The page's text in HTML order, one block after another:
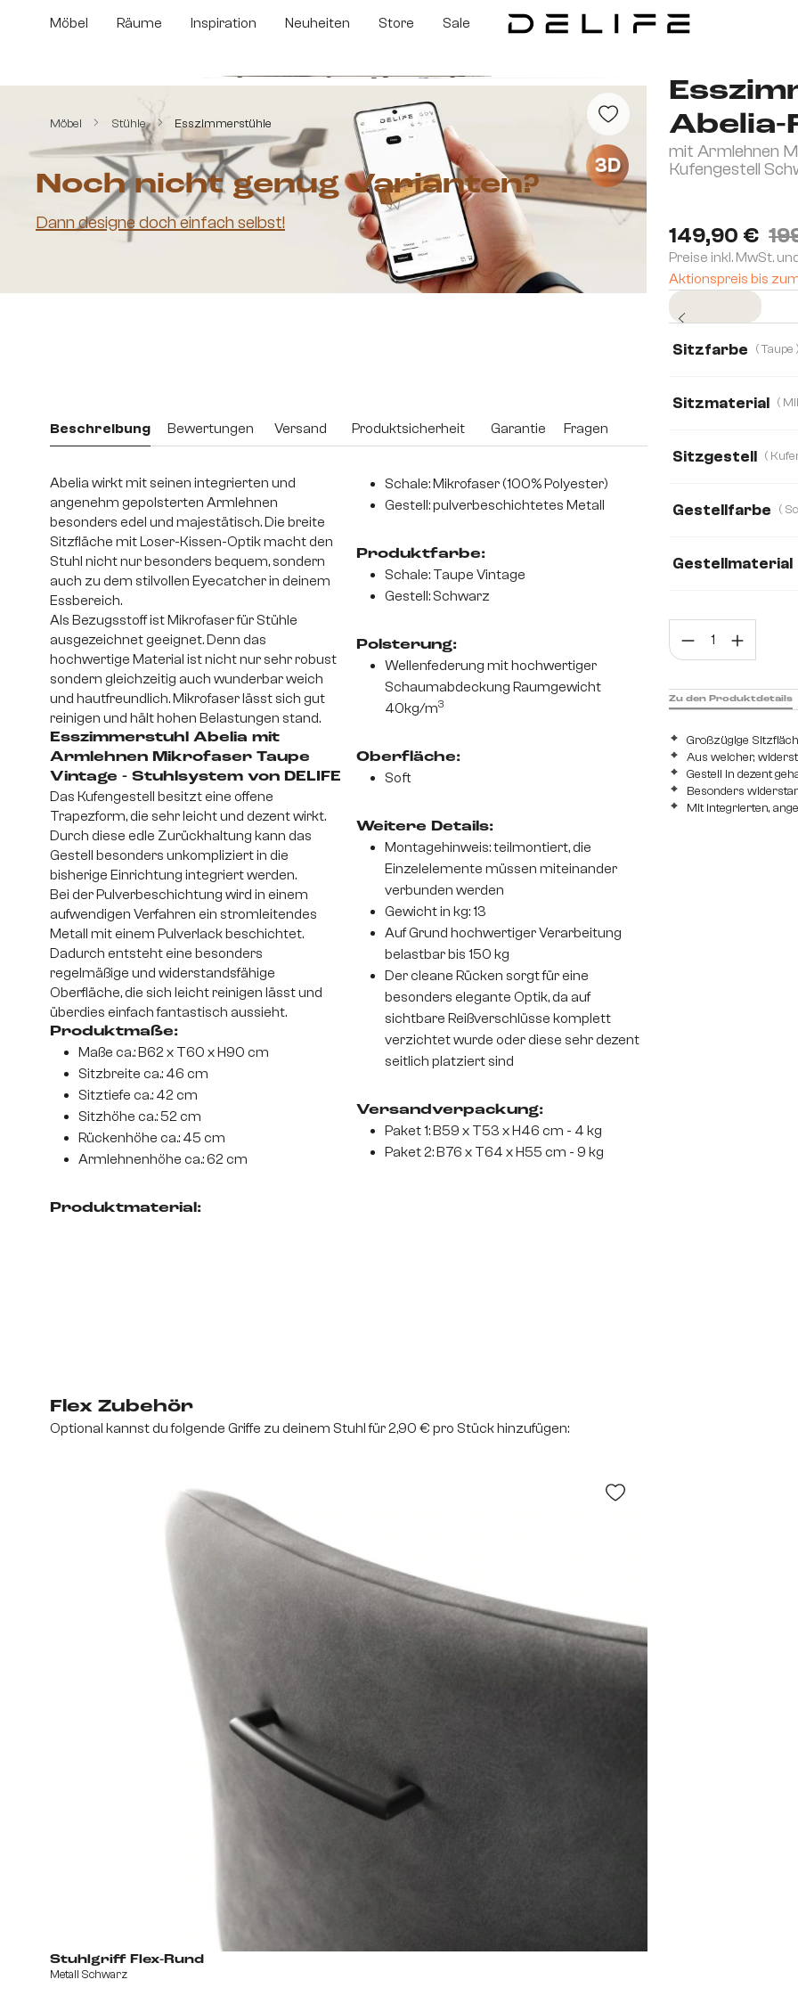
Hauptinhalt springen
Zur Suche springen
Zur Hauptnavigation springen
Möbel Räume Inspiration Neuheiten Store Sale
Möbel Stühle Esszimmerstühle
Abelia-
mit Armlehnen
Kufengestell
149,90 €
Preise inkl. MwSt.
Aktionspreis bis
Sitzfarbe ( Taupe )
Sitzmaterial
Strukturstoff Soft
Sitzgestell
Gestellfarbe
Gestellmaterial
Großzügige
Aus weicher,
Gestell in dezent
Besonders
Mit integrierten,
Zu den Produktdetails
Bildergalerie überspringen
3D
Noch nicht genug Varianten?
Dann designe doch einfach selbst!
Beschreibung Bewertungen Versand Produktsicherheit Garantie Fragen
Abelia wirkt mit seinen integrierten und
angenehm gepolsterten Armlehnen
besonders edel und majestätisch. Die breite
Sitzfläche mit Loser-Kissen-Optik macht den
Stuhl nicht nur besonders bequem, sondern
auch zu dem stilvollen Eyecatcher in deinem
Essbereich.
Als Bezugsstoff ist Mikrofaser für Stühle
ausgezeichnet geeignet. Denn das
hochwertige Material ist nicht nur sehr robust
sondern gleichzeitig auch wunderbar weich
und hautfreundlich. Mikrofaser lässt sich gut
reinigen und hält hohen Belastungen stand.
Esszimmerstuhl Abelia mit
Armlehnen Mikrofaser Taupe
Vintage - Stuhlsystem von DELIFE
Das Kufengestell besitzt eine offene
Trapezform, die sehr leicht und dezent wirkt.
Durch diese edle Zurückhaltung kann das
Gestell besonders unkompliziert in die
bisherige Einrichtung integriert werden.
Bei der Pulverbeschichtung wird in einem
aufwendigen Verfahren ein stromleitendes
Metall mit einem Pulverlack beschichtet.
Dadurch entsteht eine besonders
regelmäßige und widerstandsfähige
Oberfläche, die sich leicht reinigen lässt und
überdies einfach fantastisch aussieht.
Produktmaße:
Maße ca.: B62 x T60 x H90 cm
Sitzbreite ca.: 46 cm
Sitztiefe ca.: 42 cm
Sitzhöhe ca.: 52 cm
Rückenhöhe ca.: 45 cm
Armlehnenhöhe ca.: 62 cm
Produktmaterial:
Schale: Mikrofaser (100% Polyester)
Gestell: pulverbeschichtetes Metall
Produktfarbe:
Schale: Taupe Vintage
Gestell: Schwarz
Polsterung:
Wellenfederung mit hochwertiger
Schaumabdeckung Raumgewicht
40kg/m3
Oberfläche:
Soft
Weitere Details:
Montagehinweis: teilmontiert, die
Einzelelemente müssen miteinander
verbunden werden
Gewicht in kg: 13
Auf Grund hochwertiger Verarbeitung
belastbar bis 150 kg
Der cleane Rücken sorgt für eine
besonders elegante Optik, da auf
sichtbare Reißverschlüsse komplett
verzichtet wurde oder diese sehr dezent
seitlich platziert sind
Versandverpackung:
Paket 1: B59 x T53 x H46 cm - 4 kg
Paket 2: B76 x T64 x H55 cm - 9 kg
Flex Zubehör
Optional kannst du folgende Griffe zu deinem Stuhl für 2,90 € pro Stück hinzufügen:
Stuhlgriff Flex-Rund
Metall Schwarz